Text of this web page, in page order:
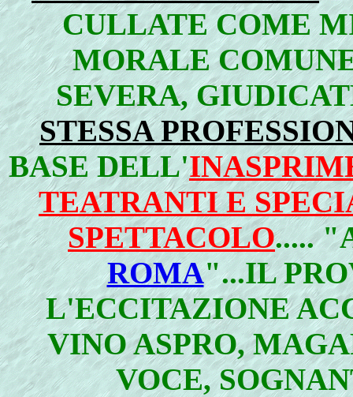
CULLATE COME
MORALE
SEVERA,
STESSA
BASE DELL'
TEATRANTI E
SPETTACOLO.....
ROMA"...IL
L'ECCITAZIONE
VINO ASPRO,
VOCE,